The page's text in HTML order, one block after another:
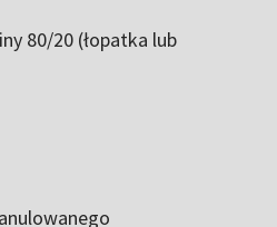
80/20 (łopatka lub